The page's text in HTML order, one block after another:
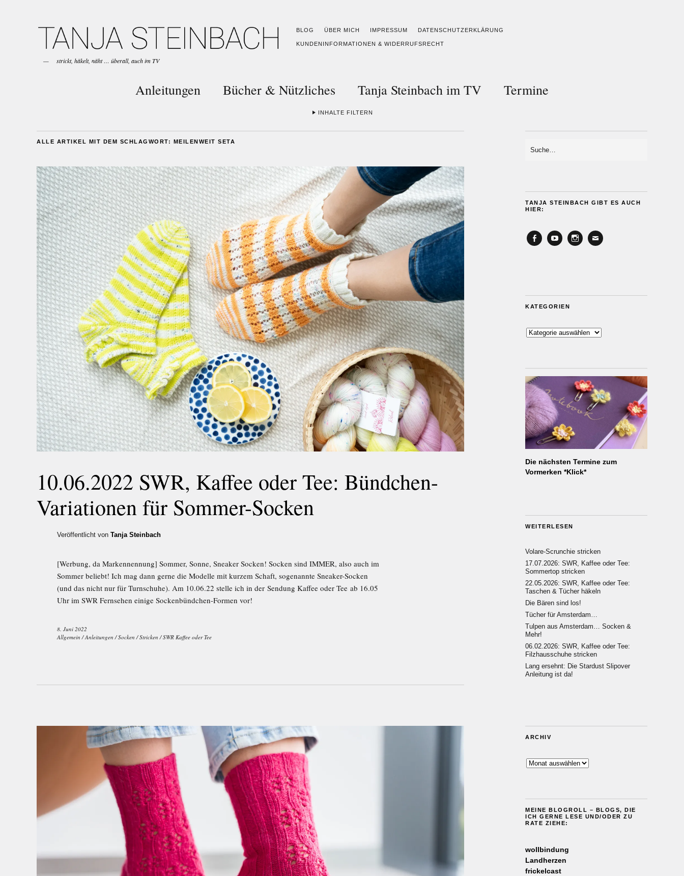
BLOG ÜBER MICH IMPRESSUM DATENSCHUTZERKLÄRUNG
KUNDENINFORMATIONEN & WIDERRUFSRECHT
strickt, häkelt, näht … überall, auch im TV
Anleitungen Bücher & Nützliches Tanja Steinbach im TV Termine
INHALTE FILTERN
ALLE ARTIKEL MIT DEM SCHLAGWORT: MEILENWEIT SETA
10.06.2022 SWR, Kaffee oder Tee: Bündchen-
Variationen für Sommer-Socken
Veröffentlicht von Tanja Steinbach
[Werbung, da Markennennung] Sommer, Sonne, Sneaker Socken! Socken sind IMMER, also auch im
Sommer beliebt! Ich mag dann gerne die Modelle mit kurzem Schaft, sogenannte Sneaker-Socken
(und das nicht nur für Turnschuhe). Am 10.06.22 stelle ich in der Sendung Kaffee oder Tee ab 16.05
Uhr im SWR Fernsehen einige Sockenbündchen-Formen vor!
8. Juni 2022
Allgemein /Anleitungen /Socken /Stricken /SWR Kaffee oder Tee
TANJA STEINBACH GIBT ES AUCH
HIER:
KATEGORIEN
Kategorien
Die nächsten Termine zum
Vormerken *Klick*
WEITERLESEN
Volare-Scrunchie stricken
17.07.2026: SWR, Kaffee oder Tee:
Sommertop stricken
22.05.2026: SWR, Kaffee oder Tee:
Taschen & Tücher häkeln
Die Bären sind los!
Tücher für Amsterdam…
Tulpen aus Amsterdam… Socken &
Mehr!
06.02.2026: SWR, Kaffee oder Tee:
Filzhausschuhe stricken
Lang ersehnt: Die Stardust Slipover
Anleitung ist da!
ARCHIV
Archiv
MEINE BLOGROLL – BLOGS, DIE
ICH GERNE LESE UND/ODER ZU
RATE ZIEHE:
wollbindung
Landherzen
frickelcast